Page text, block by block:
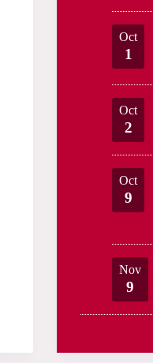
Oct
1
Oct
2
Oct
9
Nov
9